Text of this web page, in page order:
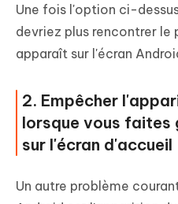
Une fois l'option ci-
devriez plus rencontrer le
apparaît sur l'écran
2. Empêcher
lorsque vous faites
sur l'écran d'accueil
Un autre problème